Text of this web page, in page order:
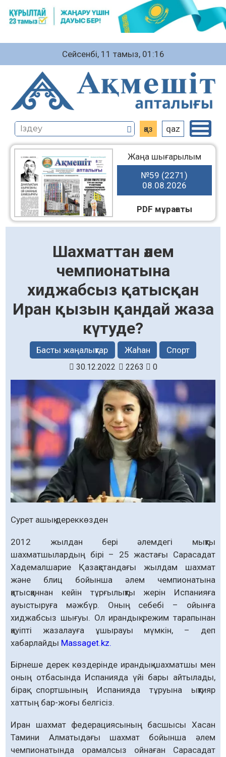
Сейсенбі, 11 тамыз, 01:16
қаз qaz
Жаңа шығарылым
№59 (2271)
08.08.2026
PDF мұрағаты
Шахматтан әлем
чемпионатына
хиджабсыз қатысқан
Иран қызын қандай жаза
күтуде?
Басты жаңалықтар Жаһан Спорт
30.12.2022 2263 0
Сурет ашық дереккөзден
2012 жылдан бері әлемдегі мықты
шахматшылардың бірі – 25 жастағы Сарасадат
Хадемалшарие Қазақстандағы жылдам шахмат
және блиц бойынша әлем чемпионатына
қатысқаннан кейін тұрғылықты жерін Испанияға
ауыстыруға мәжбүр. Оның себебі – ойынға
хиджабсыз шығуы. Ол ирандық режим тарапынан
қауіпті жазалауға ұшырауы мүмкін, – деп
хабарлайды Massaget.kz.
Бірнеше дерек көздерінде ирандық шахматшы мен
оның отбасында Испанияда үйі бары айтылады,
бірақ спортшының Испанияда тұруына ықтияр
хаттың бар-жоғы белгісіз.
Иран шахмат федерациясының басшысы Хасан
Тамини Алматыдағы шахмат бойынша әлем
чемпионатында орамалсыз ойнаған Сарасадат